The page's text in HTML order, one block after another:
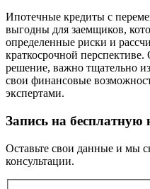
Ипотечные кредиты с
выгодны для заемщиков,
определенные риски и
краткосрочной
решение, важно тщательно
свои финансовые
экспертами.
Запись на бесплатную
Оставьте свои данные и мы
консультации.